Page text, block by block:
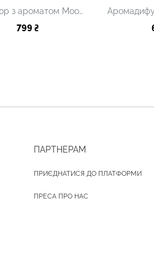
Дифузор з ароматом Moonlight, 100 мл
799 ₴
ПАРТНЕРАМ
ПРИЄДНАТИСЯ ДО ПЛАТФОРМИ
ПРЕСА ПРО НАС